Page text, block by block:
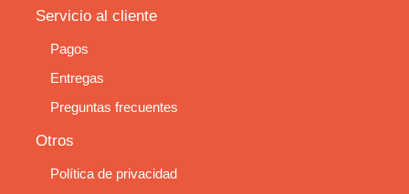
Servicio al cliente
Pagos
Entregas
Preguntas frecuentes
Otros
Política de privacidad